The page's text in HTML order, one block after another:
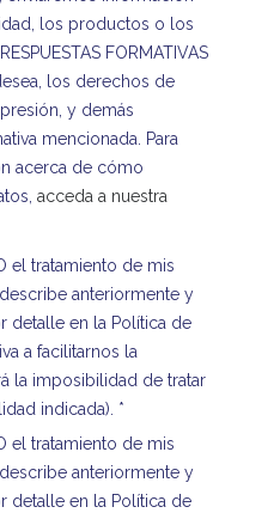
los productos o los
FORMATIVAS
los derechos de
y demás
mencionada. Para
acerca de cómo
acceda a nuestra
el tratamiento de mis
anteriormente y
detalle en la Política de
a facilitarnos la
la imposibilidad de tratar
indicada). *
el tratamiento de mis
anteriormente y
detalle en la Política de